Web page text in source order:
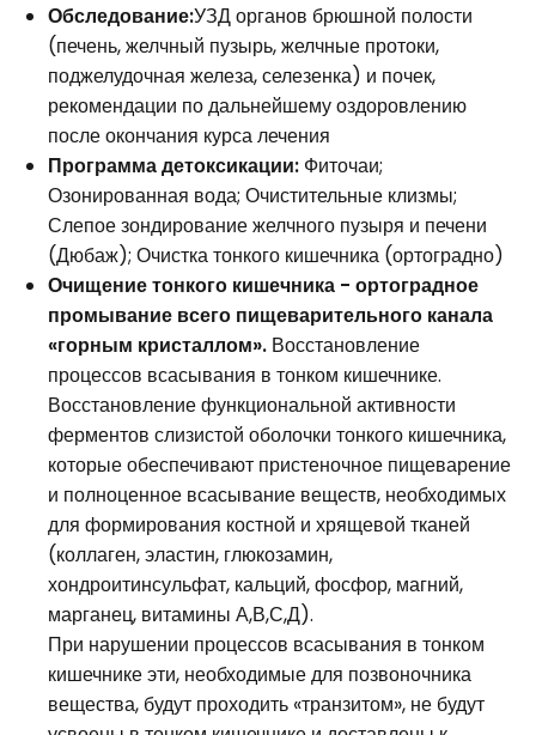
Обследование:УЗД органов брюшной полости
(печень, желчный пузырь, желчные протоки,
поджелудочная железа, селезенка) и почек,
рекомендации по дальнейшему оздоровлению
после окончания курса лечения
Программа детоксикации: Фиточаи;
Озонированная вода; Очистительные клизмы;
Слепое зондирование желчного пузыря и печени
(Дюбаж); Очистка тонкого кишечника (ортоградно)
Очищение тонкого кишечника - ортоградное
промывание всего пищеварительного канала
«горным кристаллом». Восстановление
процессов всасывания в тонком кишечнике.
Восстановление функциональной активности
ферментов слизистой оболочки тонкого кишечника,
которые обеспечивают пристеночное пищеварение
и полноценное всасывание веществ, необходимых
для формирования костной и хрящевой тканей
(коллаген, эластин, глюкозамин,
хондроитинсульфат, кальций, фосфор, магний,
марганец, витамины А,В,С,Д).
При нарушении процессов всасывания в тонком
кишечнике эти, необходимые для позвоночника
вещества, будут проходить «транзитом», не будут